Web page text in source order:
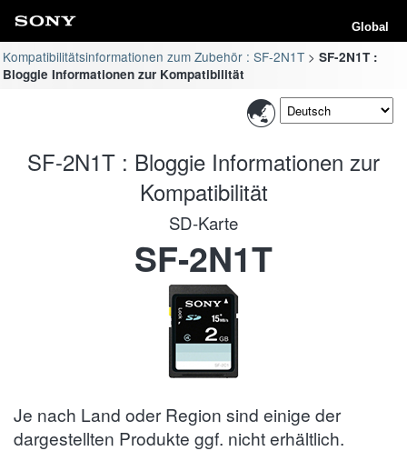
Global
Kompatibilitätsinformationen zum Zubehör : SF-2N1T
SF-2N1T :
Bloggie Informationen zur Kompatibilität
SF-2N1T : Bloggie Informationen zur
Kompatibilität
SD-Karte
SF-2N1T
Je nach Land oder Region sind einige der
dargestellten Produkte ggf. nicht erhältlich.